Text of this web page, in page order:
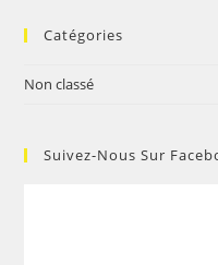
Catégories
Non classé
Suivez-Nous Sur